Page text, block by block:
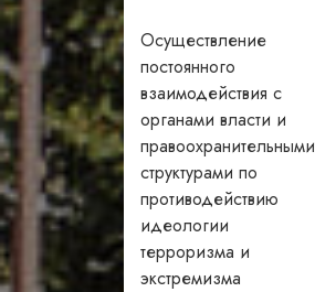
Осуществление
постоянного
взаимодействия с
органами власти и
правоохранительными
структурами по
противодействию
идеологии
терроризма и
экстремизма